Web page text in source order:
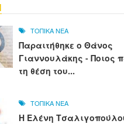
ΤΟΠΙΚΑ ΝΕΑ
Παραιτήθηκε ο Θάνος
Γιαννουλάκης - Ποιος
τη θέση του...
ΤΟΠΙΚΑ ΝΕΑ
Η Ελένη